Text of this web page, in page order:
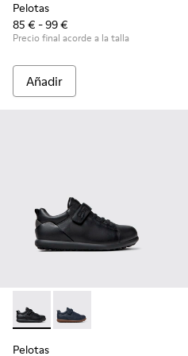
Pelotas
85 € - 99 €
Precio final acorde a la talla
Añadir
Pelotas - K800316-003 -
Pelotas - K800316-
Pelotas